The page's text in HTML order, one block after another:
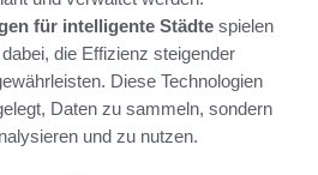
für intelligente Städte spielen
die Effizienz steigender
Diese Technologien
Daten zu sammeln, sondern
und zu nutzen.